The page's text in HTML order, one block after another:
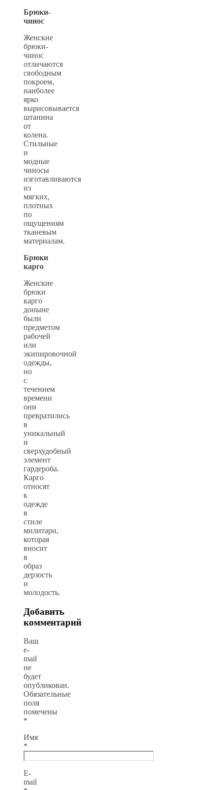
Брюки-
чинос
Женские
брюки-
чинос
отличаются
свободным
покроем,
наиболее
ярко
вырисовывается
штанина
от
колена.
Стильные
и
модные
чиносы
изготавливаются
из
мягких,
плотных
по
ощущениям
тканевым
материалам.
Брюки
карго
Женские
брюки
карго
доныне
были
предметом
рабочей
или
экипировочной
одежды,
но
с
течением
времени
они
превратились
в
уникальный
и
сверхудобный
элемент
гардероба.
Карго
относят
к
одежде
в
стиле
милитари,
которая
вносит
в
образ
дерзость
и
молодость.
Добавить
комментарий
Ваш
e-
mail
не
будет
опубликован.
Обязательные
поля
помечены
*
Имя
*
E-
mail